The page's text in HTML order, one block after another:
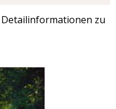
Detailinformationen zu